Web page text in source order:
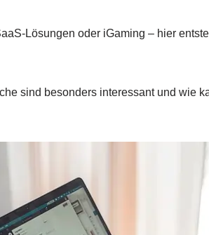
Lösungen oder iGaming – hier
sind besonders interessant und wie